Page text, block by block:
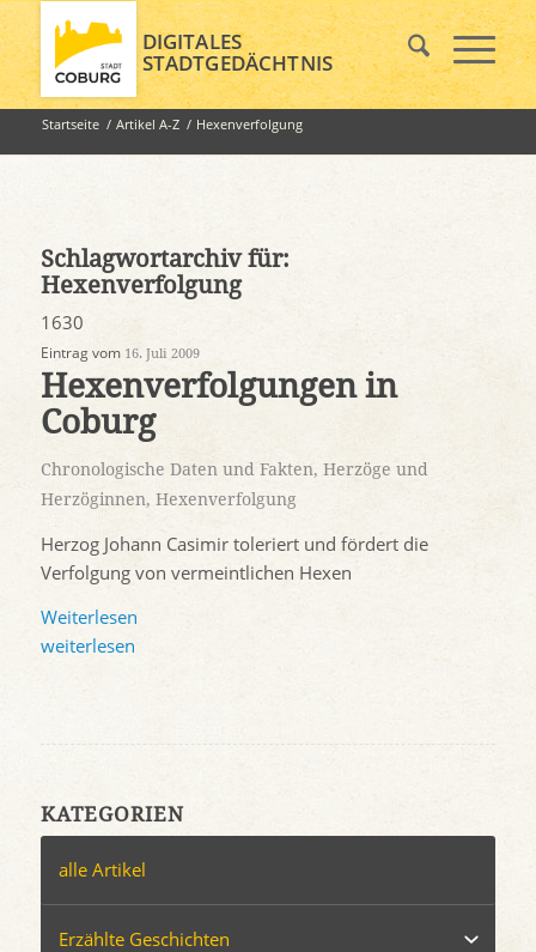
DIGITALES
STADTGEDÄCHTNIS
Startseite / Artikel A-Z / Hexenverfolgung
Schlagwortarchiv für:
Hexenverfolgung
1630
Eintrag vom 16. Juli 2009
Hexenverfolgungen in
Coburg
Chronologische Daten und Fakten, Herzöge und
Herzöginnen, Hexenverfolgung
Herzog Johann Casimir toleriert und fördert die
Verfolgung von vermeintlichen Hexen
Weiterlesen
weiterlesen
KATEGORIEN
alle Artikel
Erzählte Geschichten